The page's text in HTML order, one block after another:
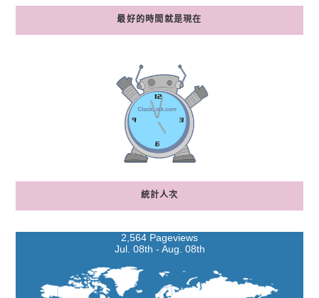
最好的時間就是現在
統計人次
2,564 Pageviews
Jul. 08th - Aug. 08th